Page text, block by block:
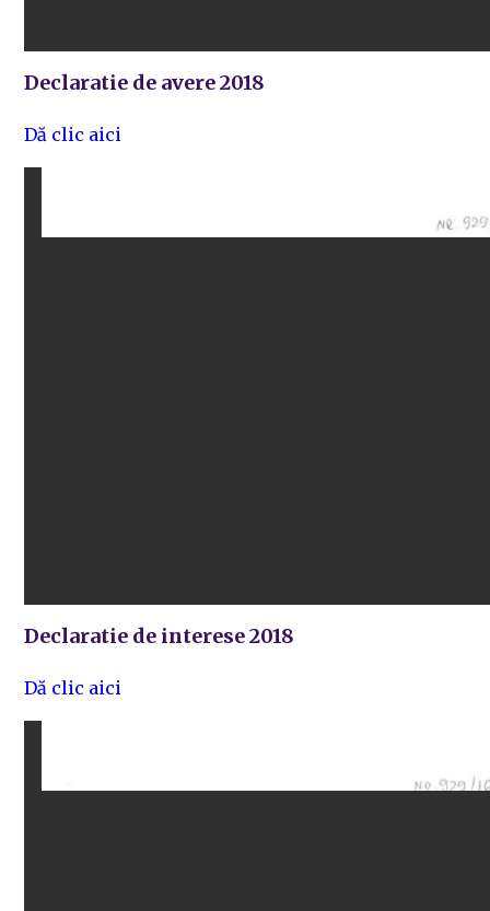
Declaratie de avere 2018
Dă clic aici
Declaratie de interese 2018
Dă clic aici